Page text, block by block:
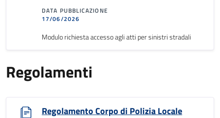
DATA PUBBLICAZIONE
17/06/2026
Modulo richiesta accesso agli atti per sinistri stradali
Regolamenti
Regolamento Corpo di Polizia Locale